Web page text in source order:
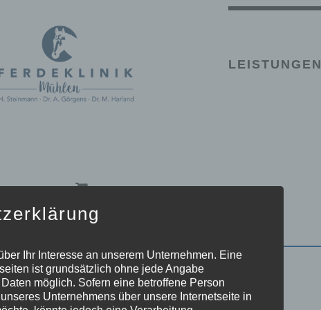
LEISTUNGEN
Ihr Interesse an unserem Unternehmen. Eine
ist grundsätzlich ohne jede Angabe
möglich. Sofern eine betroffene Person
Unternehmens über unsere Internetseite in